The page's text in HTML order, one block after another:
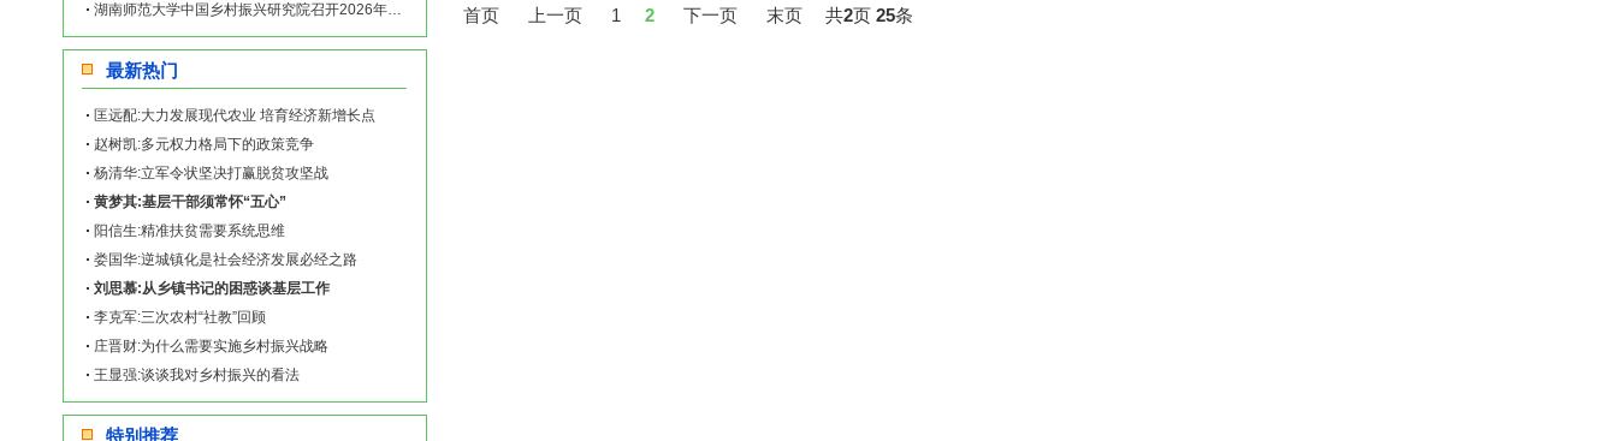
湖南师范大学中国乡村振兴研究院召开2026年新春团拜会
最新热门
匡远配:大力发展现代农业 培育经济新增长点
赵树凯:多元权力格局下的政策竞争
杨清华:立军令状坚决打赢脱贫攻坚战
黄梦其:基层干部须常怀“五心”
阳信生:精准扶贫需要系统思维
娄国华:逆城镇化是社会经济发展必经之路
刘思慕:从乡镇书记的困惑谈基层工作
李克军:三次农村“社教”回顾
庄晋财:为什么需要实施乡村振兴战略
王显强:谈谈我对乡村振兴的看法
特别推荐
首页 上一页 1 2 下一页 末页 共2页 25条